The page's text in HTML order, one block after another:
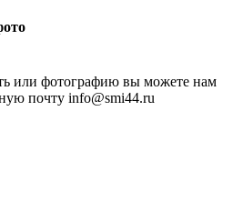
или фотографию вы можете нам
почту info@smi44.ru